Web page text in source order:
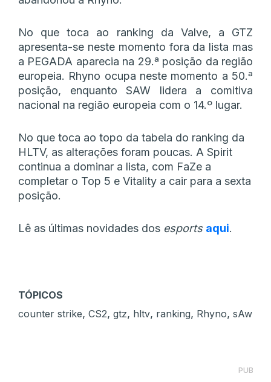
No que toca ao ranking da Valve, a GTZ
apresenta-se neste momento fora da lista mas
a PEGADA aparecia na 29.ª posição da região
europeia. Rhyno ocupa neste momento a 50.ª
posição, enquanto SAW lidera a comitiva
nacional na região europeia com o 14.º lugar.
No que toca ao topo da tabela do ranking da
HLTV, as alterações foram poucas. A Spirit
continua a dominar a lista, com FaZe a
completar o Top 5 e Vitality a cair para a sexta
posição.
Lê as últimas novidades dos esports aqui.
TÓPICOS
counter strike, CS2, gtz, hltv, ranking, Rhyno, sAw
PUB